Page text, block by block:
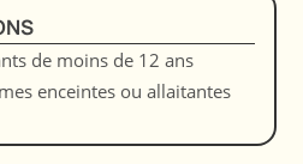
de moins de 12 ans
enceintes ou allaitantes